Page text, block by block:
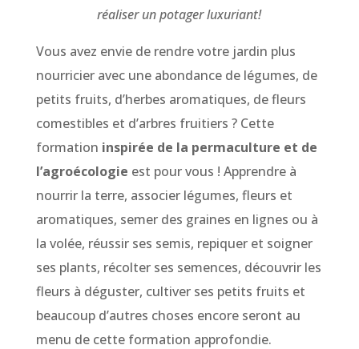
réaliser un potager luxuriant!
Vous avez envie de rendre votre jardin plus
nourricier avec une abondance de légumes, de
petits fruits, d’herbes aromatiques, de fleurs
comestibles et d’arbres fruitiers ? Cette
formation inspirée de la permaculture et de
l’agroécologie est pour vous ! Apprendre à
nourrir la terre, associer légumes, fleurs et
aromatiques, semer des graines en lignes ou à
la volée, réussir ses semis, repiquer et soigner
ses plants, récolter ses semences, découvrir les
fleurs à déguster, cultiver ses petits fruits et
beaucoup d’autres choses encore seront au
menu de cette formation approfondie.